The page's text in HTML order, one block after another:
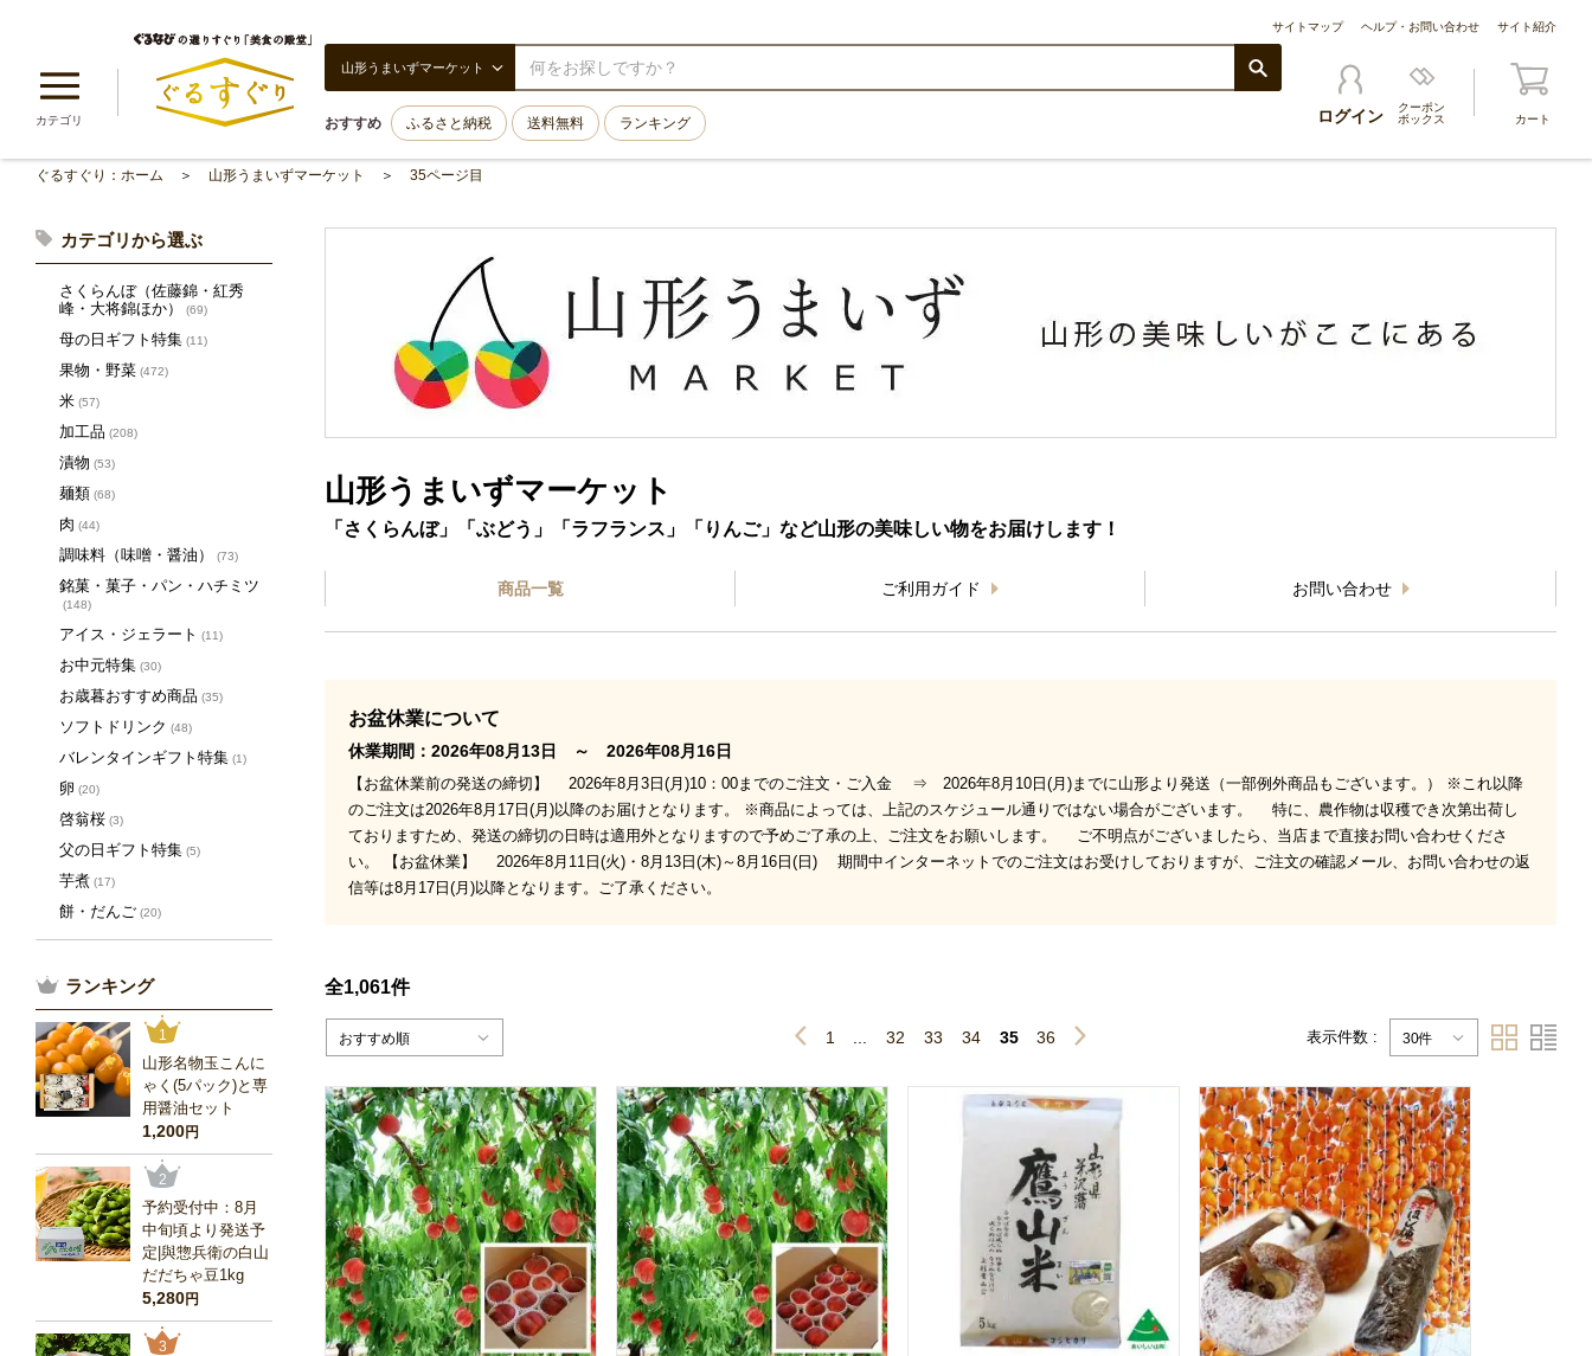
サイトマップ ヘルプ・お問い合わせ サイト紹介
カテゴリ
山形うまいずマーケット
おすすめ ふるさと納税 送料無料 ランキング ログイン
クーポン
ボックス
カート
ぐるすぐり：ホーム 山形うまいずマーケット 35ページ目
山形うまいずマーケット
「さくらんぼ」「ぶどう」「ラフランス」「りんご」など山形の美味しい物をお届けします！
商品一覧 ご利用ガイド お問い合わせ
お盆休業について
休業期間：2026年08月13日 ～ 2026年08月16日
【お盆休業前の発送の締切】 2026年8月3日(月)10：00までのご注文・ご入金 ⇒ 2026年8月10日(月)までに山形より発送（一部例外商品もございます。） ※これ以降
のご注文は2026年8月17日(月)以降のお届けとなります。 ※商品によっては、上記のスケジュール通りではない場合がございます。 特に、農作物は収穫でき次第出荷し
ておりますため、発送の締切の日時は適用外となりますので予めご了承の上、ご注文をお願いします。 ご不明点がございましたら、当店まで直接お問い合わせくださ
い。 【お盆休業】 2026年8月11日(火)・8月13日(木)～8月16日(日) 期間中インターネットでのご注文はお受けしておりますが、ご注文の確認メール、お問い合わせの返
信等は8月17日(月)以降となります。ご了承ください。
全1,061件
表示件数 : 30件
おすすめ順 1 32 33 34 35 36
カテゴリから選ぶ
さくらんぼ（佐藤錦・紅秀
峰・大将錦ほか）
(69)
母の日ギフト特集 (11)
果物・野菜 (472)
米 (57)
加工品 (208)
漬物 (53)
麺類 (68)
肉 (44)
調味料（味噌・醤油） (73)
銘菓・菓子・パン・ハチミツ
(148)
アイス・ジェラート (11)
お中元特集 (30)
お歳暮おすすめ商品 (35)
ソフトドリンク (48)
バレンタインギフト特集 (1)
卵 (20)
啓翁桜 (3)
父の日ギフト特集 (5)
芋煮 (17)
餅・だんご (20)
ランキング
1
山形名物玉こんに
ゃく(5パック)と専
用醤油セット
1,200円
2
予約受付中：8月
中旬頃より発送予
定|與惣兵衛の白山
だだちゃ豆1kg
5,280円
3